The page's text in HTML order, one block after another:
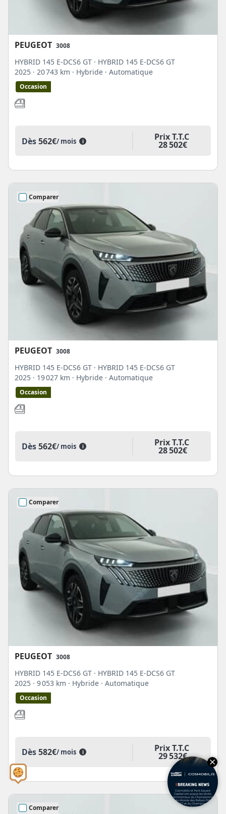
PEUGEOT 3008
HYBRID 145 E-DCS6 GT · HYBRID 145 E-DCS6 GT
2025 · 20 743 km · Hybride · Automatique
Occasion
Dès562€/ mois i Prix T.T.C
28 502€
Comparer
PEUGEOT 3008
HYBRID 145 E-DCS6 GT · HYBRID 145 E-DCS6 GT
2025 · 19 027 km · Hybride · Automatique
Occasion
Dès562€/ mois i Prix T.T.C
28 502€
Comparer
PEUGEOT 3008
HYBRID 145 E-DCS6 GT · HYBRID 145 E-DCS6 GT
2025 · 9 053 km · Hybride · Automatique
Occasion
Dès582€/ mois i Prix T.T.C
29 532€
Comparer